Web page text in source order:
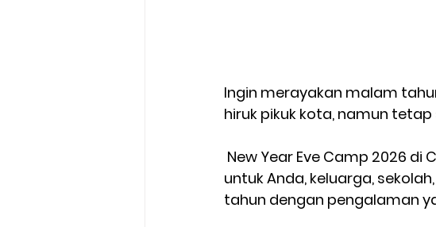
Ingin merayakan malam
hiruk pikuk kota, namun
New Year Eve Camp 2026 di
untuk Anda, keluarga,
tahun dengan pengalaman